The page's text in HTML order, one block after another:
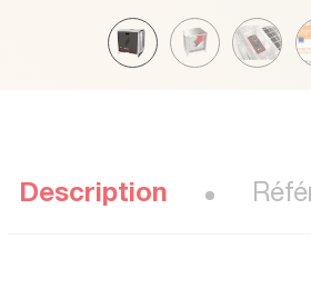
Description